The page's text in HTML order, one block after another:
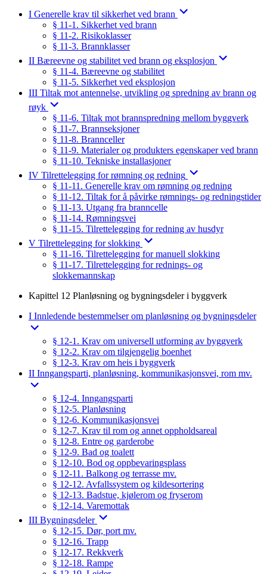
I Generelle krav til sikkerhet ved brann
§ 11-1. Sikkerhet ved brann
§ 11-2. Risikoklasser
§ 11-3. Brannklasser
II Bæreevne og stabilitet ved brann og eksplosjon
§ 11-4. Bæreevne og stabilitet
§ 11-5. Sikkerhet ved eksplosjon
III Tiltak mot antennelse, utvikling og spredning av brann og
røyk
§ 11-6. Tiltak mot brannspredning mellom byggverk
§ 11-7. Brannseksjoner
§ 11-8. Brannceller
§ 11-9. Materialer og produkters egenskaper ved brann
§ 11-10. Tekniske installasjoner
IV Tilrettelegging for rømning og redning
§ 11-11. Generelle krav om rømning og redning
§ 11-12. Tiltak for å påvirke rømnings- og redningstider
§ 11-13. Utgang fra branncelle
§ 11-14. Rømningsvei
§ 11-15. Tilrettelegging for redning av husdyr
V Tilrettelegging for slokking
§ 11-16. Tilrettelegging for manuell slokking
§ 11-17. Tilrettelegging for rednings- og
slokkemannskap
Kapittel 12 Planløsning og bygningsdeler i byggverk
I Innledende bestemmelser om planløsning og bygningsdeler
§ 12-1. Krav om universell utforming av byggverk
§ 12-2. Krav om tilgjengelig boenhet
§ 12-3. Krav om heis i byggverk
II Inngangsparti, planløsning, kommunikasjonsvei, rom mv.
§ 12-4. Inngangsparti
§ 12-5. Planløsning
§ 12-6. Kommunikasjonsvei
§ 12-7. Krav til rom og annet oppholdsareal
§ 12-8. Entre og garderobe
§ 12-9. Bad og toalett
§ 12-10. Bod og oppbevaringsplass
§ 12-11. Balkong og terrasse mv.
§ 12-12. Avfallssystem og kildesortering
§ 12-13. Badstue, kjølerom og fryserom
§ 12-14. Varemottak
III Bygningsdeler
§ 12-15. Dør, port mv.
§ 12-16. Trapp
§ 12-17. Rekkverk
§ 12-18. Rampe